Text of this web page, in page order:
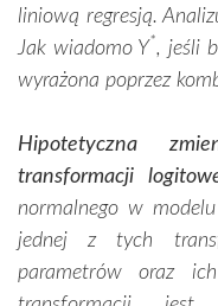
liniową regresją.
Jak wiadomo Y*, jeśli
wyrażona poprzez
Hipotetyczna
transformacji
normalnego w
jednej z tych
parametrów oraz